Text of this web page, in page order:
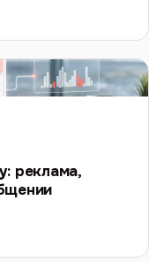
реклама,